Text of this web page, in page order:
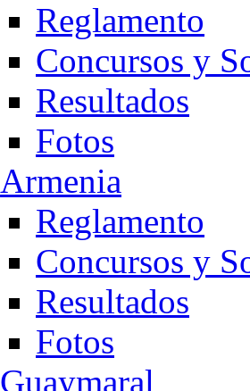
Reglamento
Concursos y
Resultados
Fotos
Armenia
Reglamento
Concursos y
Resultados
Fotos
Guaymaral